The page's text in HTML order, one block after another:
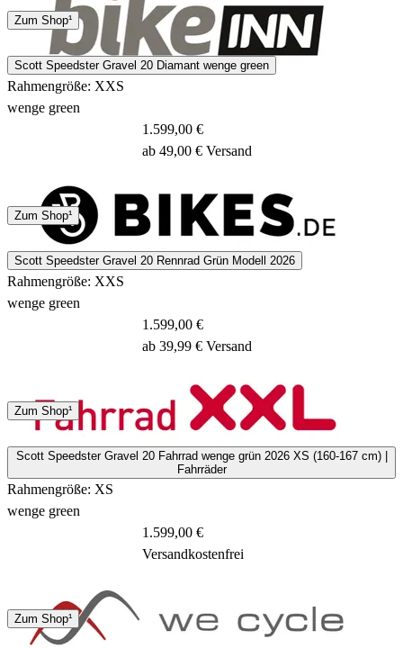
Spedition
13 - 15 Tage
Zum Shop¹
Scott Speedster Gravel 20 Diamant wenge green
Rahmengröße: XXS
wenge green
4 - 7 Tage
1.599,00 €
ab 49,00 € Versand
Zum Shop¹
Scott Speedster Gravel 20 Rennrad Grün Modell 2026
Rahmengröße: XXS
wenge green
Spedition
3 - 5 Tage
1.599,00 €
ab 39,99 € Versand
Zum Shop¹
Scott Speedster Gravel 20 Fahrrad wenge grün 2026 XS (160-167 cm) |
Fahrräder
Rahmengröße: XS
wenge green
Spedition
5 Tage
1.599,00 €
Versandkostenfrei
Zum Shop¹